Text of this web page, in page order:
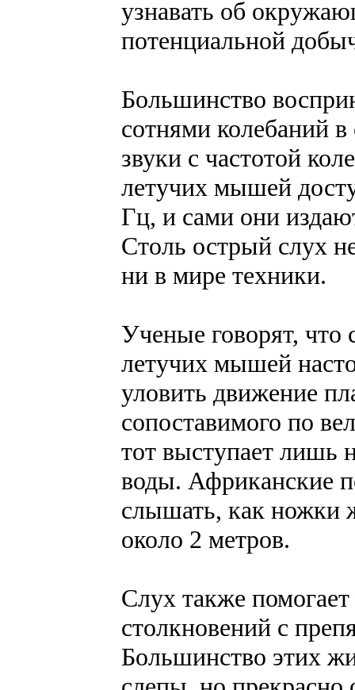
узнавать об
потенциальной
Большинство
сотнями колебаний
звуки с частотой
летучих мышей
Гц, и сами они
Столь острый слух
ни в мире техники.
Ученые говорят, что
летучих мышей
уловить движение
сопоставимого по
тот выступает лишь
воды. Африканские
слышать, как ножки
около 2 метров.
Слух также
столкновений с
Большинство этих